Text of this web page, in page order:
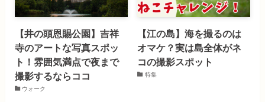
【井の頭恩賜公園】吉祥
寺のアートな写真スポッ
ト！雰囲気満点で夜まで
撮影するならココ
ウォーク
【江の島】海を撮るのは
オマケ？実は島全体がネ
コの撮影スポット
特集